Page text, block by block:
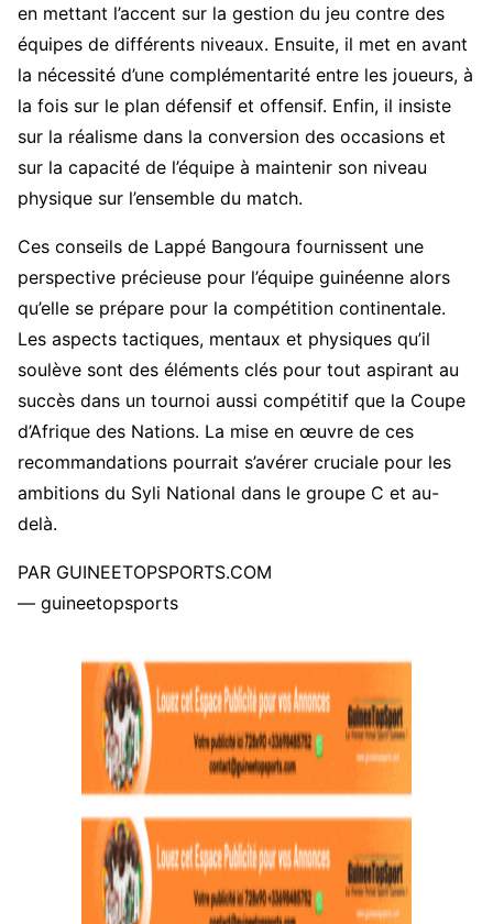
en mettant l’accent sur la gestion du jeu contre des
équipes de différents niveaux. Ensuite, il met en avant
la nécessité d’une complémentarité entre les joueurs, à
la fois sur le plan défensif et offensif. Enfin, il insiste
sur la réalisme dans la conversion des occasions et
sur la capacité de l’équipe à maintenir son niveau
physique sur l’ensemble du match.
Ces conseils de Lappé Bangoura fournissent une
perspective précieuse pour l’équipe guinéenne alors
qu’elle se prépare pour la compétition continentale.
Les aspects tactiques, mentaux et physiques qu’il
soulève sont des éléments clés pour tout aspirant au
succès dans un tournoi aussi compétitif que la Coupe
d’Afrique des Nations. La mise en œuvre de ces
recommandations pourrait s’avérer cruciale pour les
ambitions du Syli National dans le groupe C et au-
delà.
PAR GUINEETOPSPORTS.COM
— guineetopsports